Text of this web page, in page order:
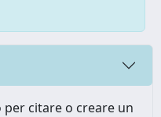
citare o creare un